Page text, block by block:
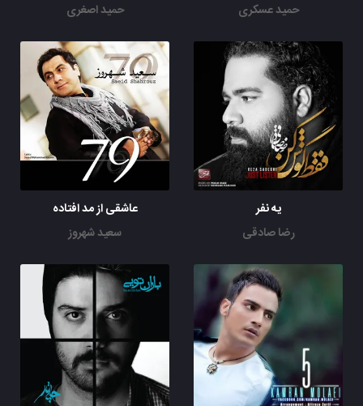
حمید عسکری
حمید اصغری
یه نفر
رضا صادقی
عاشقی از مد افتاده
سعید شهروز